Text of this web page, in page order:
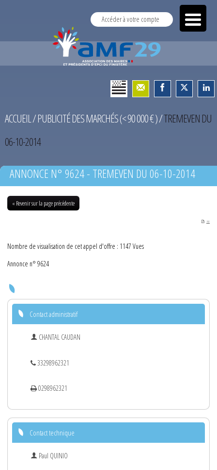
Accéder à votre compte
ACCUEIL/PUBLICITÉ DES MARCHÉS (< 90 000 € )/TREMEVEN DU
06-10-2014
ANNONCE N° 9624 - TREMEVEN DU 06-10-2014
« Revenir sur la page précédente
PDF
Nombre de visualisation de cet appel d'offre : 1147 Vues
Annonce n° 9624
Contact administratif
CHANTAL CAUDAN
33298962321
0298962321
Contact technique
Paul QUINIO